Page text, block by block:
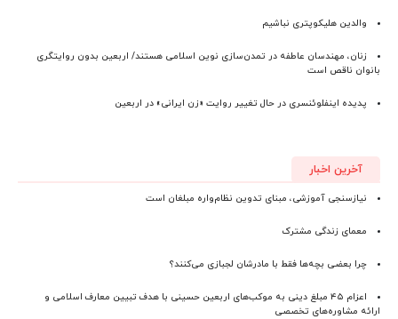
والدین هلیکوپتری نباشیم
زنان، مهندسان عاطفه در تمدن‌سازی نوین اسلامی هستند/ اربعین بدون روایتگری
بانوان ناقص است
پدیده اینفلوئنسری در حال تغییر روایت «زن ایرانی» در اربعین
آخرین اخبار
نیازسنجی آموزشی، مبنای تدوین نظام‌واره مبلغان است
معمای زندگی مشترک
چرا بعضی بچه‌ها فقط با مادرشان لجبازی می‌کنند؟
اعزام ۴۵ مبلغ دینی به موکب‌های اربعین حسینی با هدف تبیین معارف اسلامی و
ارائه مشاوره‌های تخصصی